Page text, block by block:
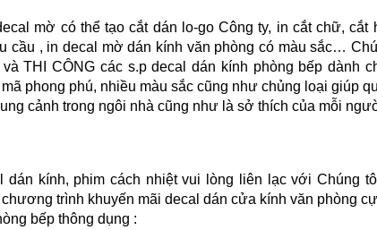
mờ có thể tạo cắt dán lo-go Công ty, in cắt chữ, cắt
cầu , in decal mờ dán kính văn phòng có màu sắc…
THI CÔNG các s.p decal dán kính phòng bếp dành
phong phú, nhiều màu sắc cũng như chủng loại giúp
cảnh trong ngôi nhà cũng như là sở thích của mỗi
dán kính, phim cách nhiệt vui lòng liên lạc với Chúng
trình khuyến mãi decal dán cửa kính văn phòng
bếp thông dụng :